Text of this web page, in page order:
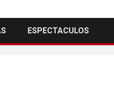
ESPECTACULOS